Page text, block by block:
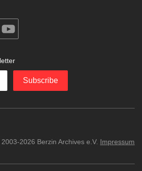
soundcloud
Subscribe
2026 Berzin Archives e.V. Impressum